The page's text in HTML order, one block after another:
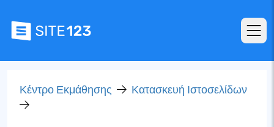
Κέντρο Εκμάθησης Κατασκευή Ιστοσελίδων